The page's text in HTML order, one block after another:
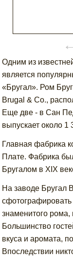
Одним из
является
«Бругал». Ром
Brugal & Co.,
Еще две - в Сан
выпускает около 1
Главная фабрика
Плате. Фабрика
Бругалом в XIX
На заводе Бругал
сфотографировать
знаменитого рома,
Большинство
вкуса и аромата,
Впоследствии